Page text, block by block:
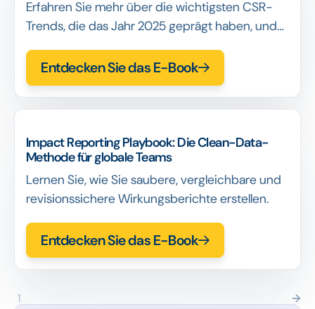
Erfahren Sie mehr über die wichtigsten CSR-
Trends, die das Jahr 2025 geprägt haben, und
Unternehmen vornehmen, um sich auf das Jahr
2026 vorzubereiten.
Entdecken Sie das E-Book
Impact Reporting Playbook: Die Clean-Data-
Methode für globale Teams
Lernen Sie, wie Sie saubere, vergleichbare und
revisionssichere Wirkungsberichte erstellen.
Entdecken Sie das E-Book
1